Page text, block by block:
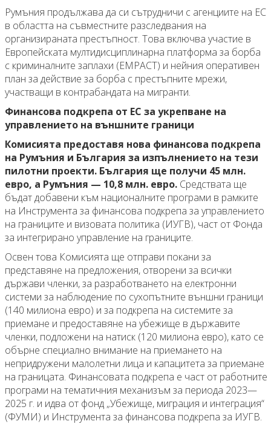
Румъния продължава да си сътрудничи с агенциите на ЕС
в областта на съвместните разследвания на
организираната престъпност. Това включва участие в
Европейската мултидисциплинарна платформа за борба
с криминалните заплахи (EMPACT) и нейния оперативен
план за действие за борба с престъпните мрежи,
участващи в контрабандата на мигранти.
Финансова подкрепа от ЕС за укрепване на
управлението на външните граници
Комисията предоставя нова финансова подкрепа
на Румъния и България за изпълнението на тези
пилотни проекти. България ще получи 45 млн.
евро, а Румъния — 10,8 млн. евро. Средствата ще
бъдат добавени към националните програми в рамките
на Инструмента за финансова подкрепа за управлението
на границите и визовата политика (ИУГВ), част от Фонда
за интегрирано управление на границите.
Освен това Комисията ще отправи покани за
представяне на предложения, отворени за всички
държави членки, за разработването на електронни
системи за наблюдение по сухопътните външни граници
(140 милиона евро) и за подкрепа на системите за
приемане и предоставяне на убежище в държавите
членки, подложени на натиск (120 милиона евро), като се
обърне специално внимание на приемането на
непридружени малолетни лица и капацитета за приемане
на границата. Финансовата подкрепа е част от работните
програми на тематичния механизъм за периода 2023—
2025 г. и идва от фонд „Убежище, миграция и интеграция“
(ФУМИ) и Инструмента за финансова подкрепа за ИУГВ.